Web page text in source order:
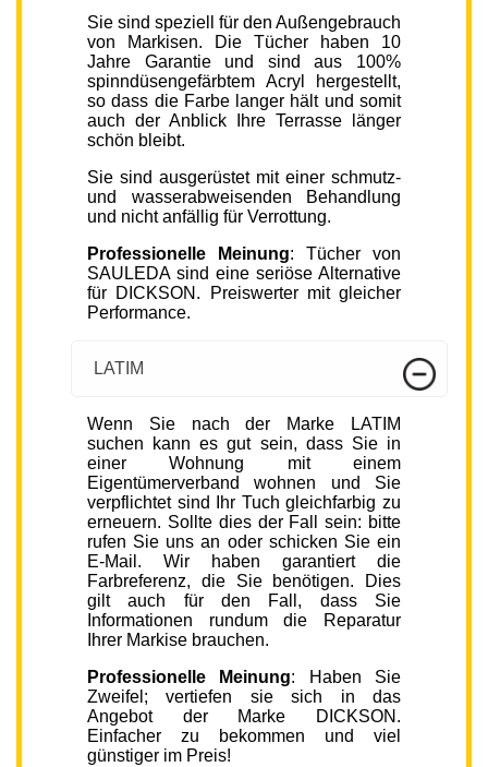
Sie sind speziell für den Außengebrauch
von Markisen. Die Tücher haben 10
Jahre Garantie und sind aus 100%
spinndüsengefärbtem Acryl hergestellt,
so dass die Farbe langer hält und somit
auch der Anblick Ihre Terrasse länger
schön bleibt.
Sie sind ausgerüstet mit einer schmutz-
und wasserabweisenden Behandlung
und nicht anfällig für Verrottung.
Professionelle Meinung: Tücher von
SAULEDA sind eine seriöse Alternative
für DICKSON. Preiswerter mit gleicher
Performance.
LATIM
Wenn Sie nach der Marke LATIM
suchen kann es gut sein, dass Sie in
einer Wohnung mit einem
Eigentümerverband wohnen und Sie
verpflichtet sind Ihr Tuch gleichfarbig zu
erneuern. Sollte dies der Fall sein: bitte
rufen Sie uns an oder schicken Sie ein
E-Mail. Wir haben garantiert die
Farbreferenz, die Sie benötigen. Dies
gilt auch für den Fall, dass Sie
Informationen rundum die Reparatur
Ihrer Markise brauchen.
Professionelle Meinung: Haben Sie
Zweifel; vertiefen sie sich in das
Angebot der Marke DICKSON.
Einfacher zu bekommen und viel
günstiger im Preis!